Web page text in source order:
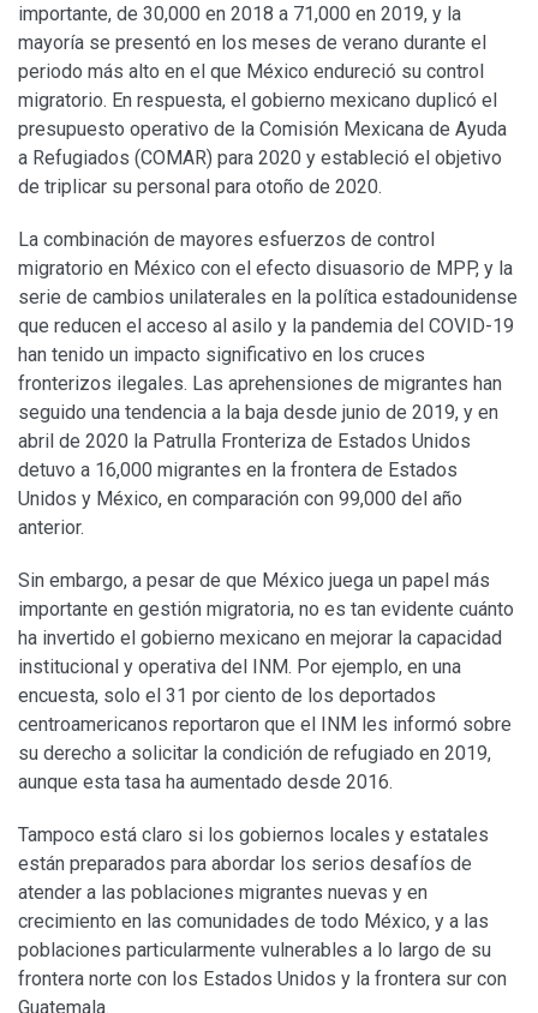
importante, de 30,000 en 2018 a 71,000 en 2019, y la
mayoría se presentó en los meses de verano durante el
periodo más alto en el que México endureció su control
migratorio. En respuesta, el gobierno mexicano duplicó el
presupuesto operativo de la Comisión Mexicana de Ayuda
a Refugiados (COMAR) para 2020 y estableció el objetivo
de triplicar su personal para otoño de 2020.
La combinación de mayores esfuerzos de control
migratorio en México con el efecto disuasorio de MPP, y la
serie de cambios unilaterales en la política estadounidense
que reducen el acceso al asilo y la pandemia del COVID-19
han tenido un impacto significativo en los cruces
fronterizos ilegales. Las aprehensiones de migrantes han
seguido una tendencia a la baja desde junio de 2019, y en
abril de 2020 la Patrulla Fronteriza de Estados Unidos
detuvo a 16,000 migrantes en la frontera de Estados
Unidos y México, en comparación con 99,000 del año
anterior.
Sin embargo, a pesar de que México juega un papel más
importante en gestión migratoria, no es tan evidente cuánto
ha invertido el gobierno mexicano en mejorar la capacidad
institucional y operativa del INM. Por ejemplo, en una
encuesta, solo el 31 por ciento de los deportados
centroamericanos reportaron que el INM les informó sobre
su derecho a solicitar la condición de refugiado en 2019,
aunque esta tasa ha aumentado desde 2016.
Tampoco está claro si los gobiernos locales y estatales
están preparados para abordar los serios desafíos de
atender a las poblaciones migrantes nuevas y en
crecimiento en las comunidades de todo México, y a las
poblaciones particularmente vulnerables a lo largo de su
frontera norte con los Estados Unidos y la frontera sur con
Guatemala.